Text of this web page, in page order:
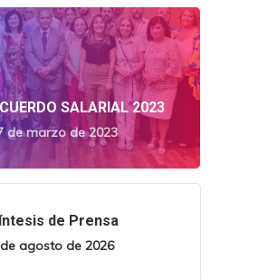
SALARIAL 2023
de marzo de 2023
de Prensa
agosto de 2026